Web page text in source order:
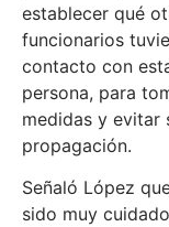
establecer qué
funcionarios
contacto con
persona, para
medidas y evitar
propagación.
Señaló López
sido muy